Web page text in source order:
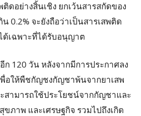
ดอย่างสิ้นเชิง ยกเว้นสารสกัดของ
0.2% จะยังถือว่าเป็นสารเสพติด
ด้เฉพาะที่ได้รับอนุญาต
ก 120 วัน หลังจากมีการประกาศลง
พื่อให้พืชกัญชงกัญชาพ้นจากยาเสพ
สามารถใช้ประโยชน์จากกัญชาและ
ภาพ และเศรษฐกิจ รวมไปถึงเกิด